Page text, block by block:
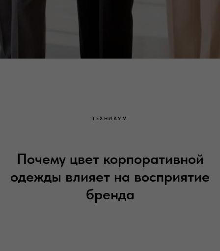
ТЕХНИКУМ
Почему цвет корпоративной
одежды влияет на восприятие
бренда